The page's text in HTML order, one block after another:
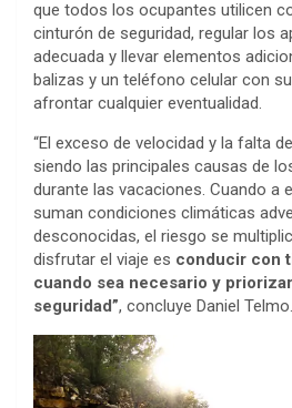
que todos los ocupantes utilicen
cinturón de seguridad, regular los
adecuada y llevar elementos
balizas y un teléfono celular con
afrontar cualquier eventualidad.
“El exceso de velocidad y la falta
siendo las principales causas de
durante las vacaciones. Cuando a
suman condiciones climáticas
desconocidas, el riesgo se
disfrutar el viaje es conducir con
cuando sea necesario y
seguridad”, concluye Daniel Telmo.